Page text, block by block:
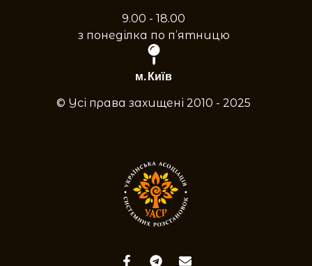
9.00 - 18.00
з понеділка по п’ятницю
м. Київ
© Усі права захищені 2010 - 2025